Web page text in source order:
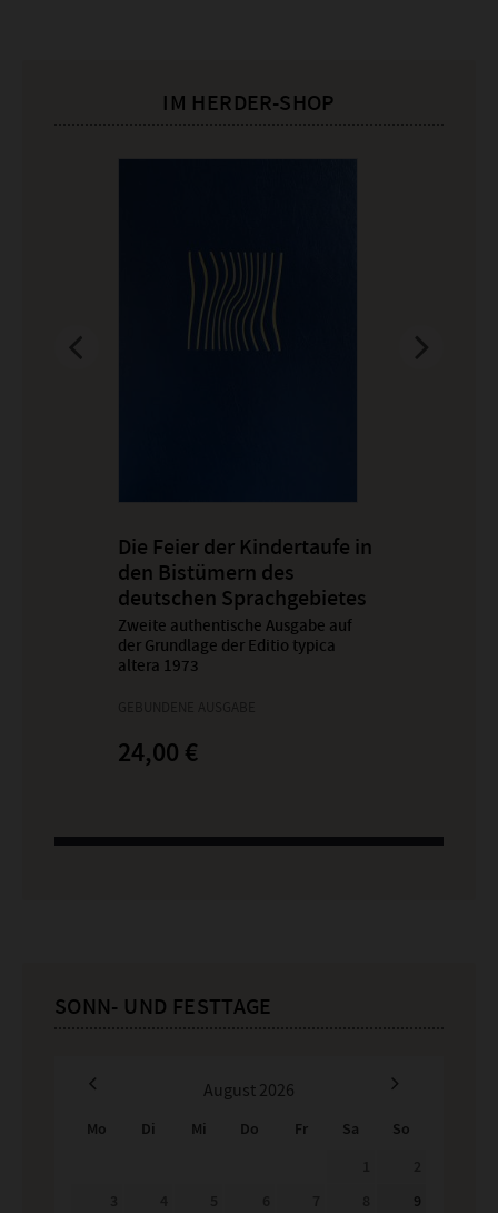
IM HERDER-SHOP
Die Feier der Kindertaufe in
den Bistümern des
deutschen Sprachgebietes
-
Zweite authentische Ausgabe auf
der Grundlage der Editio typica
altera 1973
24,00 €
SONN- UND FESTTAGE
August 2026
Mo Di Mi Do Fr Sa
So
9